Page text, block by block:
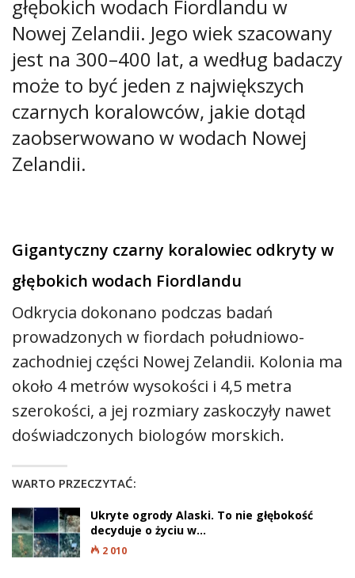
głębokich wodach Fiordlandu w
Nowej Zelandii. Jego wiek szacowany
jest na 300–400 lat, a według badaczy
może to być jeden z największych
czarnych koralowców, jakie dotąd
zaobserwowano w wodach Nowej
Zelandii.
Gigantyczny czarny koralowiec odkryty w
głębokich wodach Fiordlandu
Odkrycia dokonano podczas badań
prowadzonych w fiordach południowo-
zachodniej części Nowej Zelandii. Kolonia ma
około 4 metrów wysokości i 4,5 metra
szerokości, a jej rozmiary zaskoczyły nawet
doświadczonych biologów morskich.
WARTO PRZECZYTAĆ:
Ukryte ogrody Alaski. To nie głębokość
decyduje o życiu w…
2 010